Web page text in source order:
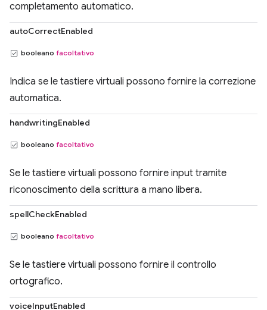
completamento automatico.
autoCorrectEnabled
booleano facoltativo
Indica se le tastiere virtuali possono fornire la correzione
automatica.
handwritingEnabled
booleano facoltativo
Se le tastiere virtuali possono fornire input tramite
riconoscimento della scrittura a mano libera.
spellCheckEnabled
booleano facoltativo
Se le tastiere virtuali possono fornire il controllo
ortografico.
voiceInputEnabled